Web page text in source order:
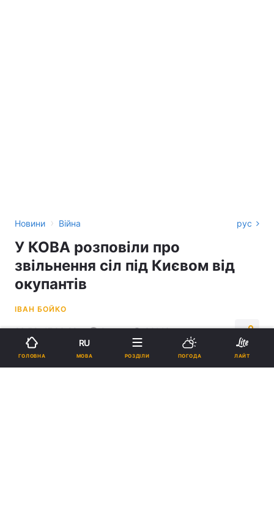
Новини › Війна рус
У КОВА розповіли про
звільнення сіл під Києвом від
окупантів
ІВАН БОЙКО
23:58, 17.03.22 2 хв. 32143
Підпишіться на нас в Google
ГОЛОВНА
RU
МОВА РОЗДІЛИ ПОГОДА ЛАЙТ